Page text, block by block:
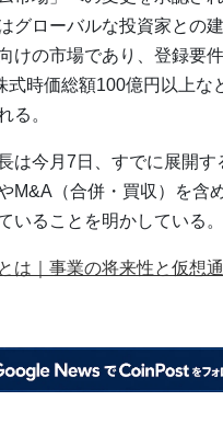
グローバルな投資家との
けの市場であり、登録要
式時価総額100億円以上な
る。
は今月7日、すでに展開す
M&A（合併・買収）を含
いることを明かしている。
は｜事業の将来性と仮想